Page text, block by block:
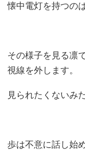
懐中電灯を持つの
その様子を見る凛
視線を外します。
見られたくないみた
歩は不意に話し始